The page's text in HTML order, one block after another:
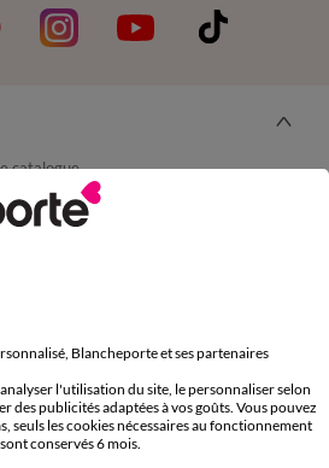
catalogue
Blancheporte et ses partenaires
l'utilisation du site, le personnaliser selon
des publicités adaptées à vos goûts. Vous pouvez
seuls les cookies nécessaires au fonctionnement
conservés 6 mois.